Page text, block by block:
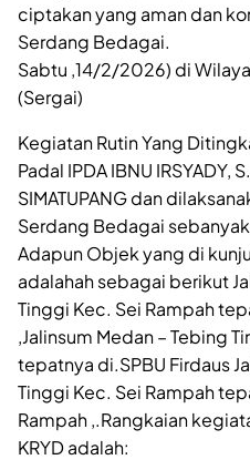
ciptakan yang aman dan
Serdang Bedagai.
Sabtu ,14/2/2026) di
(Sergai)
Kegiatan Rutin Yang
Padal IPDA IBNU IRSYADY,
SIMATUPANG dan
Serdang Bedagai sebanyak
Adapun Objek yang di
adalahah sebagai berikut
Tinggi Kec. Sei Rampah
,Jalinsum Medan – Tebing
tepatnya di.SPBU Firdaus
Tinggi Kec. Sei Rampah
Rampah ,.Rangkaian
KRYD adalah: